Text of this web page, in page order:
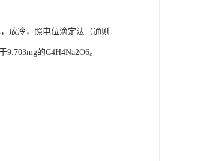
放冷，照电位滴定法（通则
的C4H4Na2O6。